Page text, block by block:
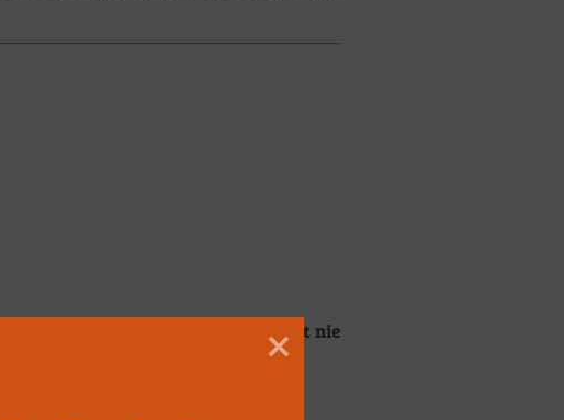
etapach rozwoju. Naszym celem jest nie